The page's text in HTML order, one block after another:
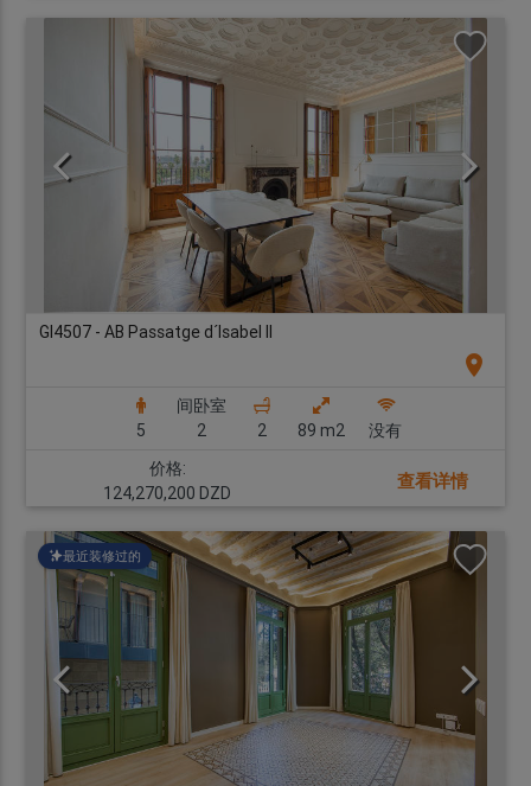
GI4507 - AB Passatge d´Isabel II
location_on
5
间卧室
2
2 89 m2
没有
价格:
124,270,200 DZD
查看详情
最近装修过的